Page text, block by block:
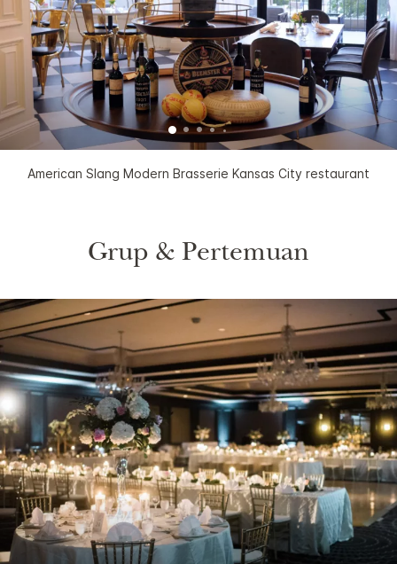
American Slang Modern Brasserie Kansas City restaurant
Grup & Pertemuan